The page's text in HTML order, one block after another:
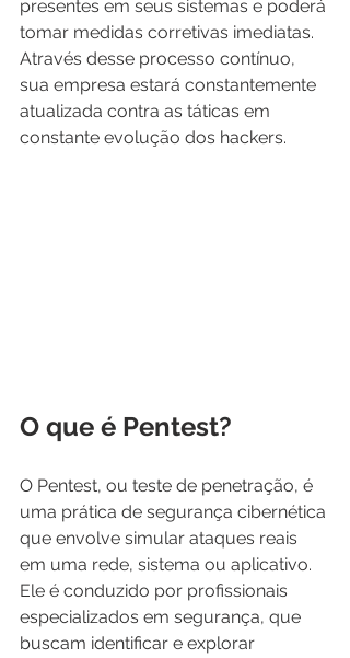
presentes em seus sistemas e poderá
tomar medidas corretivas imediatas.
Através desse processo contínuo,
sua empresa estará constantemente
atualizada contra as táticas em
constante evolução dos hackers.
O que é Pentest?
O Pentest, ou teste de penetração, é
uma prática de segurança cibernética
que envolve simular ataques reais
em uma rede, sistema ou aplicativo.
Ele é conduzido por profissionais
especializados em segurança, que
buscam identificar e explorar